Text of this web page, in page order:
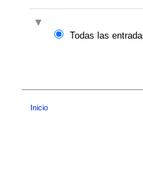
Todas las
Inicio